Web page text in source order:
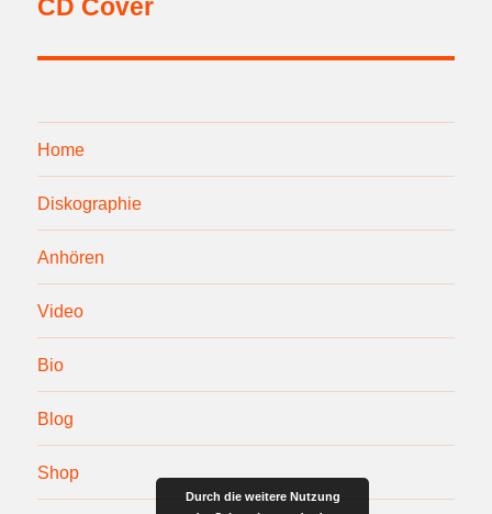
CD Cover
Home
Diskographie
Anhören
Video
Bio
Blog
Shop
Durch die weitere Nutzung